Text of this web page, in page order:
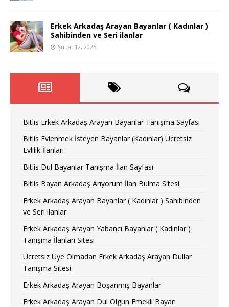
Erkek Arkadaş Arayan Bayanlar ( Kadınlar )
Sahibinden ve Seri ilanlar
Şubat 12, 2025
Bitlis Erkek Arkadaş Arayan Bayanlar Tanışma Sayfası
Bitlis Evlenmek İsteyen Bayanlar (Kadınlar) Ücretsiz
Evlilik İlanları
Bitlis Dul Bayanlar Tanışma İlan Sayfası
Bitlis Bayan Arkadaş Arıyorum İlan Bulma Sitesi
Erkek Arkadaş Arayan Bayanlar ( Kadınlar ) Sahibinden
ve Seri ilanlar
Erkek Arkadaş Arayan Yabancı Bayanlar ( Kadınlar )
Tanışma İlanları Sitesi
Ücretsiz Üye Olmadan Erkek Arkadaş Arayan Dullar
Tanışma Sitesi
Erkek Arkadaş Arayan Boşanmış Bayanlar
Erkek Arkadaş Arayan Dul Olgun Emekli Bayan